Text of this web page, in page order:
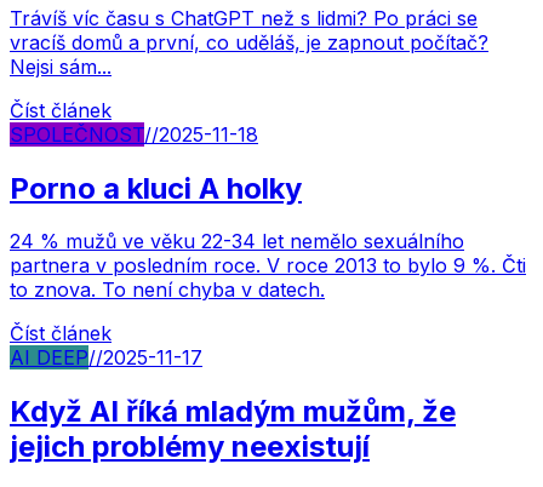
Trávíš víc času s ChatGPT než s lidmi? Po práci se
vracíš domů a první, co uděláš, je zapnout počítač?
Nejsi sám...
Číst článek
SPOLEČNOST//2025-11-18
Porno a kluci A holky
24 % mužů ve věku 22-34 let nemělo sexuálního
partnera v posledním roce. V roce 2013 to bylo 9 %. Čti
to znova. To není chyba v datech.
Číst článek
AI DEEP//2025-11-17
Když AI říká mladým mužům, že
jejich problémy neexistují